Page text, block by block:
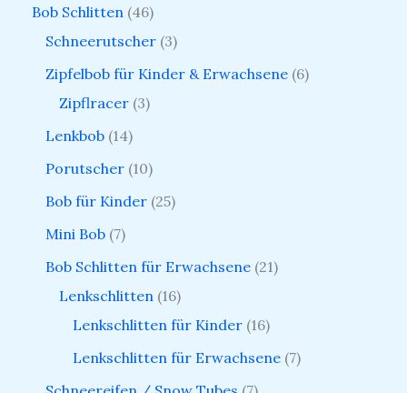
Bob Schlitten 46
Schneerutscher 3
Zipfelbob für Kinder & Erwachsene 6
Zipflracer 3
Lenkbob 14
Porutscher 10
Bob für Kinder 25
Mini Bob 7
Bob Schlitten für Erwachsene 21
Lenkschlitten 16
Lenkschlitten für Kinder 16
Lenkschlitten für Erwachsene 7